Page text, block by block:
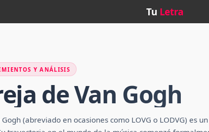
Tu Letra
Y ANÁLISIS
de Van Gogh
(abreviado en ocasiones como LOVG o LODVG) es